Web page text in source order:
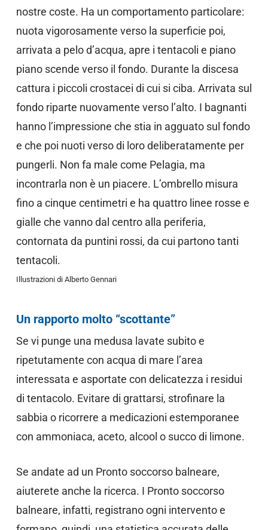
nostre coste. Ha un comportamento particolare:
nuota vigorosamente verso la superficie poi,
arrivata a pelo d’acqua, apre i tentacoli e piano
piano scende verso il fondo. Durante la discesa
cattura i piccoli crostacei di cui si ciba. Arrivata sul
fondo riparte nuovamente verso l’alto. I bagnanti
hanno l’impressione che stia in agguato sul fondo
e che poi nuoti verso di loro deliberatamente per
pungerli. Non fa male come Pelagia, ma
incontrarla non è un piacere. L’ombrello misura
fino a cinque centimetri e ha quattro linee rosse e
gialle che vanno dal centro alla periferia,
contornata da puntini rossi, da cui partono tanti
tentacoli.
Illustrazioni di Alberto Gennari
Un rapporto molto “scottante”
Se vi punge una medusa lavate subito e
ripetutamente con acqua di mare l’area
interessata e asportate con delicatezza i residui
di tentacolo. Evitare di grattarsi, strofinare la
sabbia o ricorrere a medicazioni estemporanee
con ammoniaca, aceto, alcool o succo di limone.
Se andate ad un Pronto soccorso balneare,
aiuterete anche la ricerca. I Pronto soccorso
balneare, infatti, registrano ogni intervento e